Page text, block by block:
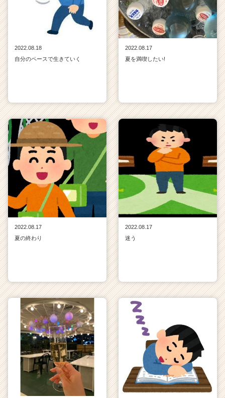
2022.08.18
自分のペースで生きていく
2022.08.17
夏を満喫したい!
2022.08.17
夏の終わり
2022.08.17
迷う